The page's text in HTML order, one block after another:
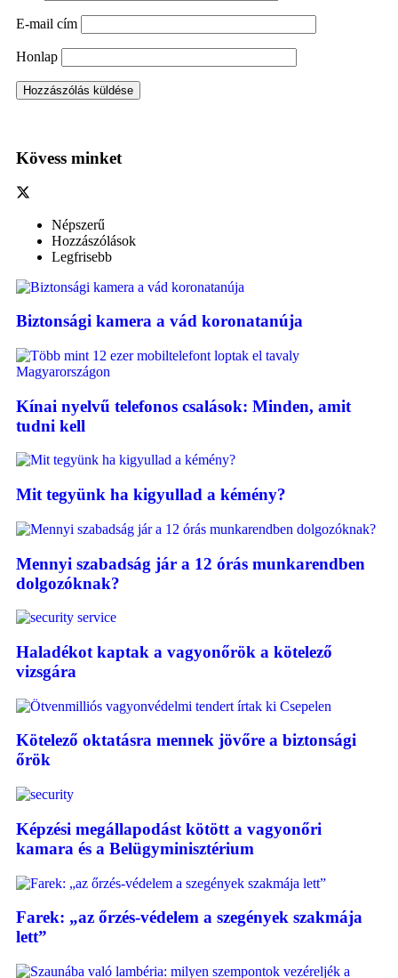
E-mail cím
Honlap
Kövess minket
Népszerű
Hozzászólások
Legfrisebb
Biztonsági kamera a vád koronatanúja
Kínai nyelvű telefonos csalások: Minden, amit
tudni kell
Mit tegyünk ha kigyullad a kémény?
Mennyi szabadság jár a 12 órás munkarendben
dolgozóknak?
Haladékot kaptak a vagyonőrök a kötelező
vizsgára
Kötelező oktatásra mennek jövőre a biztonsági
őrök
Képzési megállapodást kötött a vagyonőri
kamara és a Belügyminisztérium
Farek: „az őrzés-védelem a szegények szakmája
lett”